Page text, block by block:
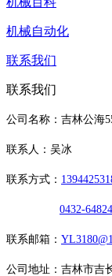
机械自动化
联系我们
联系我们
公司名称：吉林公海
联系人：吴冰
联系方式：
0432-
联系邮箱：
公司地址：吉林市吉